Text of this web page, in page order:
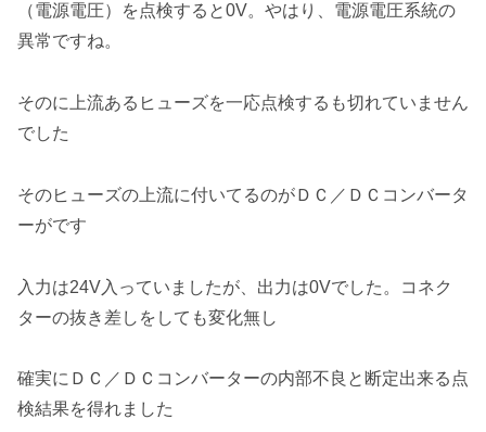
（電源電圧）を点検すると0V。やはり、電源電圧系統の
異常ですね。
そのに上流あるヒューズを一応点検するも切れていません
でした
そのヒューズの上流に付いてるのがＤＣ／ＤＣコンバータ
ーがです
入力は24V入っていましたが、出力は0Vでした。コネク
ターの抜き差しをしても変化無し
確実にＤＣ／ＤＣコンバーターの内部不良と断定出来る点
検結果を得れました